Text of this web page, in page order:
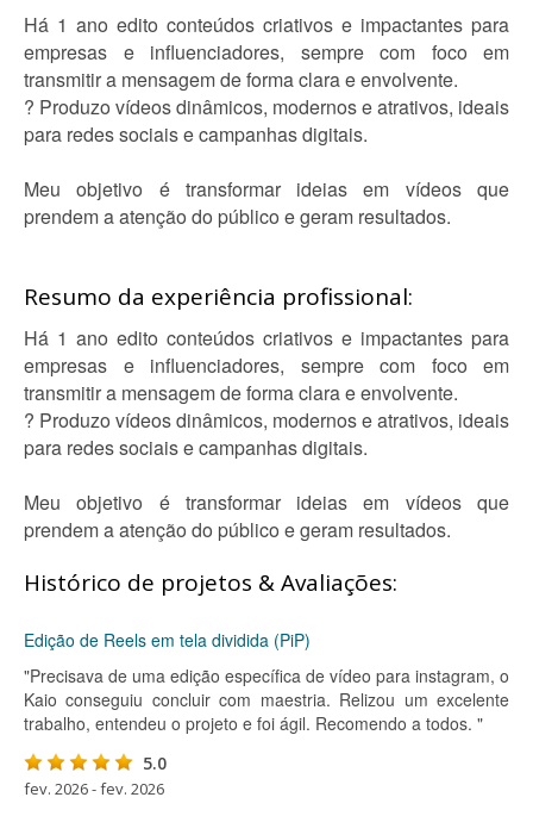
Há 1 ano edito conteúdos criativos e impactantes para
empresas e influenciadores, sempre com foco em
transmitir a mensagem de forma clara e envolvente.
? Produzo vídeos dinâmicos, modernos e atrativos, ideais
para redes sociais e campanhas digitais.
Meu objetivo é transformar ideias em vídeos que
prendem a atenção do público e geram resultados.
Resumo da experiência profissional:
Há 1 ano edito conteúdos criativos e impactantes para
empresas e influenciadores, sempre com foco em
transmitir a mensagem de forma clara e envolvente.
? Produzo vídeos dinâmicos, modernos e atrativos, ideais
para redes sociais e campanhas digitais.
Meu objetivo é transformar ideias em vídeos que
prendem a atenção do público e geram resultados.
Histórico de projetos & Avaliações:
Edição de Reels em tela dividida (PiP)
"Precisava de uma edição específica de vídeo para instagram, o
Kaio conseguiu concluir com maestria. Relizou um excelente
trabalho, entendeu o projeto e foi ágil. Recomendo a todos. "
5.0
fev. 2026 - fev. 2026